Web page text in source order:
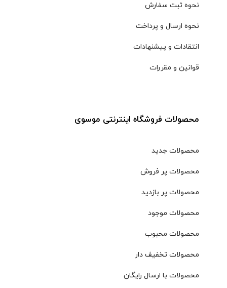
نحوه ثبت سفارش
نحوه ارسال و پرداخت
انتقادات و پیشنهادات
قوانین و مقررات
محصولات فروشگاه اینترنتی موسوی
محصولات جدید
محصولات پر فروش
محصولات پر بازدید
محصولات موجود
محصولات محبوب
محصولات تخفیف دار
محصولات با ارسال رایگان